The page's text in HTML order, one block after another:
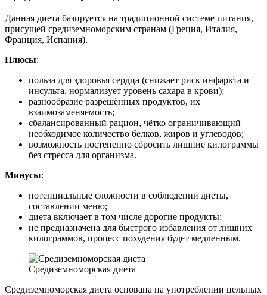
Данная диета базируется на традиционной системе питания,
присущей средиземноморским странам (Греция, Италия,
Франция, Испания).
Плюсы:
польза для здоровья сердца (снижает риск инфаркта и
инсульта, нормализует уровень сахара в крови);
разнообразие разрешённых продуктов, их
взаимозаменяемость;
сбалансированный рацион, чётко ограничивающий
необходимое количество белков, жиров и углеводов;
возможность постепенно сбросить лишние килограммы
без стресса для организма.
Минусы:
потенциальные сложности в соблюдении диеты,
составлении меню;
диета включает в том числе дорогие продукты;
не предназначена для быстрого избавления от лишних
килограммов, процесс похудения будет медленным.
Средиземноморская диета
Средиземноморская диета основана на употреблении цельных